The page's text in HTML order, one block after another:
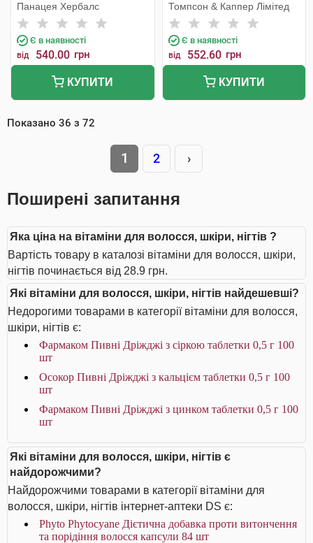
Панацея Хербалс
Є в наявності
від 540.00 грн
КУПИТИ
Томпсон & Каппер Лімітед
Є в наявності
від 552.60 грн
КУПИТИ
Показано 36 з 72
1 2 ›
Поширені запитання
Яка ціна на вітаміни для волосся, шкіри, нігтів ?
Вартість товару в каталозі вітаміни для волосся, шкіри,
нігтів починається від 28.9 грн.
Які вітаміни для волосся, шкіри, нігтів найдешевші?
Недорогими товарами в категорії вітаміни для волосся,
шкіри, нігтів є:
Фармаком Пивні Дріжджі з сіркою таблетки 0,5 г 100
шт
Осокор Пивні Дріжджі з кальцієм таблетки 0,5 г 100
шт
Фармаком Пивні Дріжджі з цинком таблетки 0,5 г 100
шт
Які вітаміни для волосся, шкіри, нігтів є
найдорожчими?
Найдорожчими товарами в категорії вітаміни для
волосся, шкіри, нігтів інтернет-аптеки DS є:
Phyto Phytocyane Дієтична добавка проти витончення
та порідіння волосся капсули 84 шт